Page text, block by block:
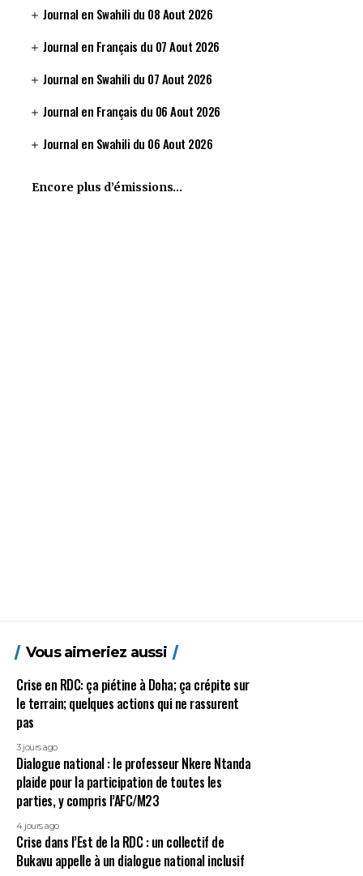
Journal en Swahili du 08 Aout 2026
Journal en Français du 07 Aout 2026
Journal en Swahili du 07 Aout 2026
Journal en Français du 06 Aout 2026
Journal en Swahili du 06 Aout 2026
Encore plus d’émissions…
Vous aimeriez aussi
Crise en RDC: ça piétine à Doha; ça crépite sur
le terrain; quelques actions qui ne rassurent
pas
3 jours ago
Dialogue national : le professeur Nkere Ntanda
plaide pour la participation de toutes les
parties, y compris l’AFC/M23
4 jours ago
Crise dans l’Est de la RDC : un collectif de
Bukavu appelle à un dialogue national inclusif